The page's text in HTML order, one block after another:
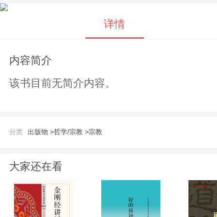
详情
内容简介
该书目前无简介内容。
分类 出版物 >哲学/宗教 >宗教
大家还在看